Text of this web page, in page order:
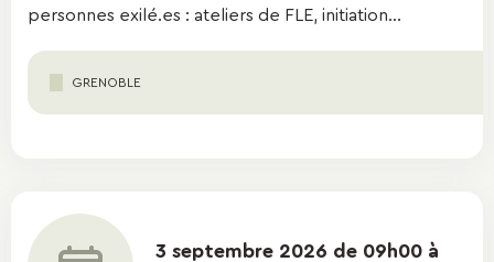
personnes exilé.es : ateliers de FLE, initiation...
GRENOBLE
3 septembre 2026 de 09h00 à